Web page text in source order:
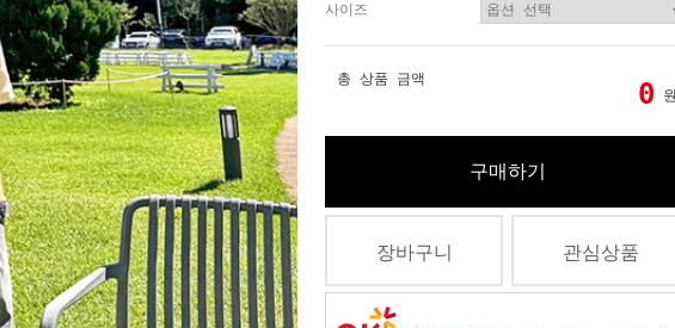
사이즈
총 상품 금액 0 원
구매하기
장바구니 관심상품